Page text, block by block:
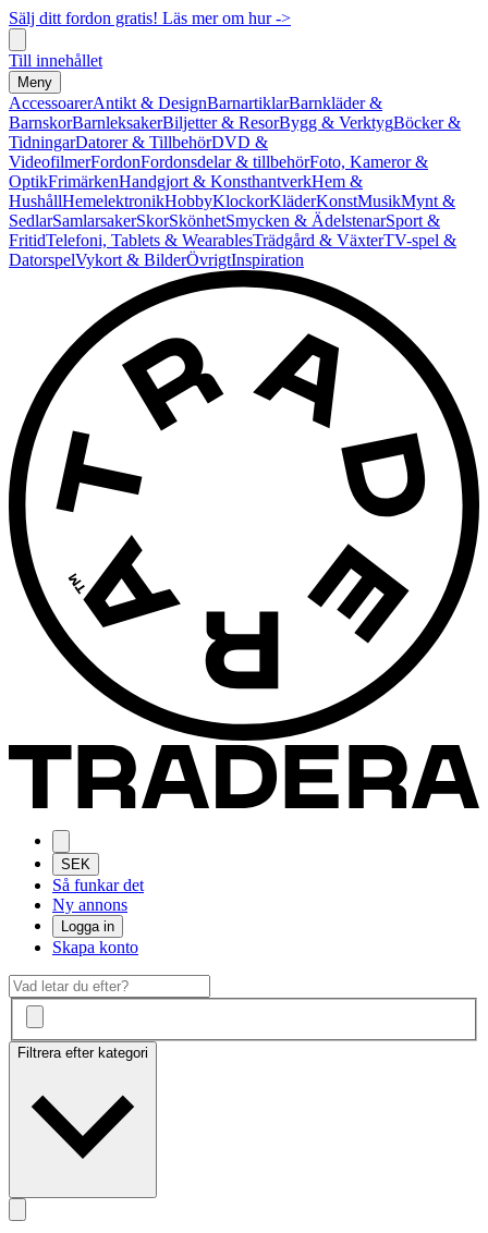
Sälj ditt fordon gratis! Läs mer om hur ->
Till innehållet
Meny
AccessoarerAntikt & DesignBarnartiklarBarnkläder &
BarnskorBarnleksakerBiljetter & ResorBygg & VerktygBöcker &
TidningarDatorer & TillbehörDVD &
VideofilmerFordonFordonsdelar & tillbehörFoto, Kameror &
OptikFrimärkenHandgjort & KonsthantverkHem &
HushållHemelektronikHobbyKlockorKläderKonstMusikMynt &
SedlarSamlarsakerSkorSkönhetSmycken & ÄdelstenarSport &
FritidTelefoni, Tablets & WearablesTrädgård & VäxterTV-spel &
DatorspelVykort & BilderÖvrigtInspiration
SEK
Så funkar det
Ny annons
Logga in
Skapa konto
Filtrera efter kategori